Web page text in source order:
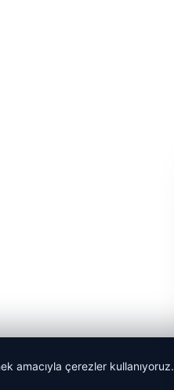
amacıyla çerezler kullanıyoruz.